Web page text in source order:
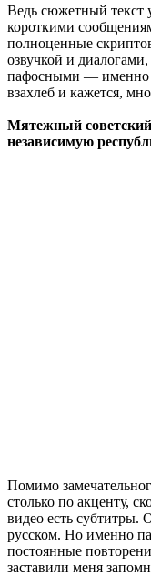
Ведь сюжетный текст
короткими
полноценные
озвучкой и
пафосными — именно
взахлеб и кажется,
Мятежный
независимую
Помимо
столько по акценту,
видео есть субтитры.
русском. Но именно
постоянные
заставили меня